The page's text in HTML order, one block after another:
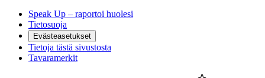
Speak Up – raportoi huolesi
Tietosuoja
Evästeasetukset
Tietoja tästä sivustosta
Tavaramerkit